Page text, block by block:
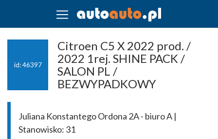
id: 46397
Citroen C5 X 2022 prod. /
2022 1rej. SHINE PACK /
SALON PL /
BEZWYPADKOWY
Juliana Konstantego Ordona 2A - biuro A |
Stanowisko: 31